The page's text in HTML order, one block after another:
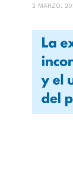
2 MARZO,